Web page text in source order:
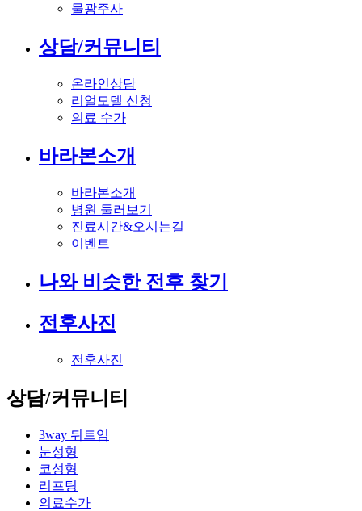
물광주사
상담/커뮤니티
온라인상담
리얼모델 신청
의료 수가
바라본소개
바라본소개
병원 둘러보기
진료시간&오시는길
이벤트
나와 비슷한 전후 찾기
전후사진
전후사진
상담/커뮤니티
3way 뒤트임
눈성형
코성형
리프팅
의료수가